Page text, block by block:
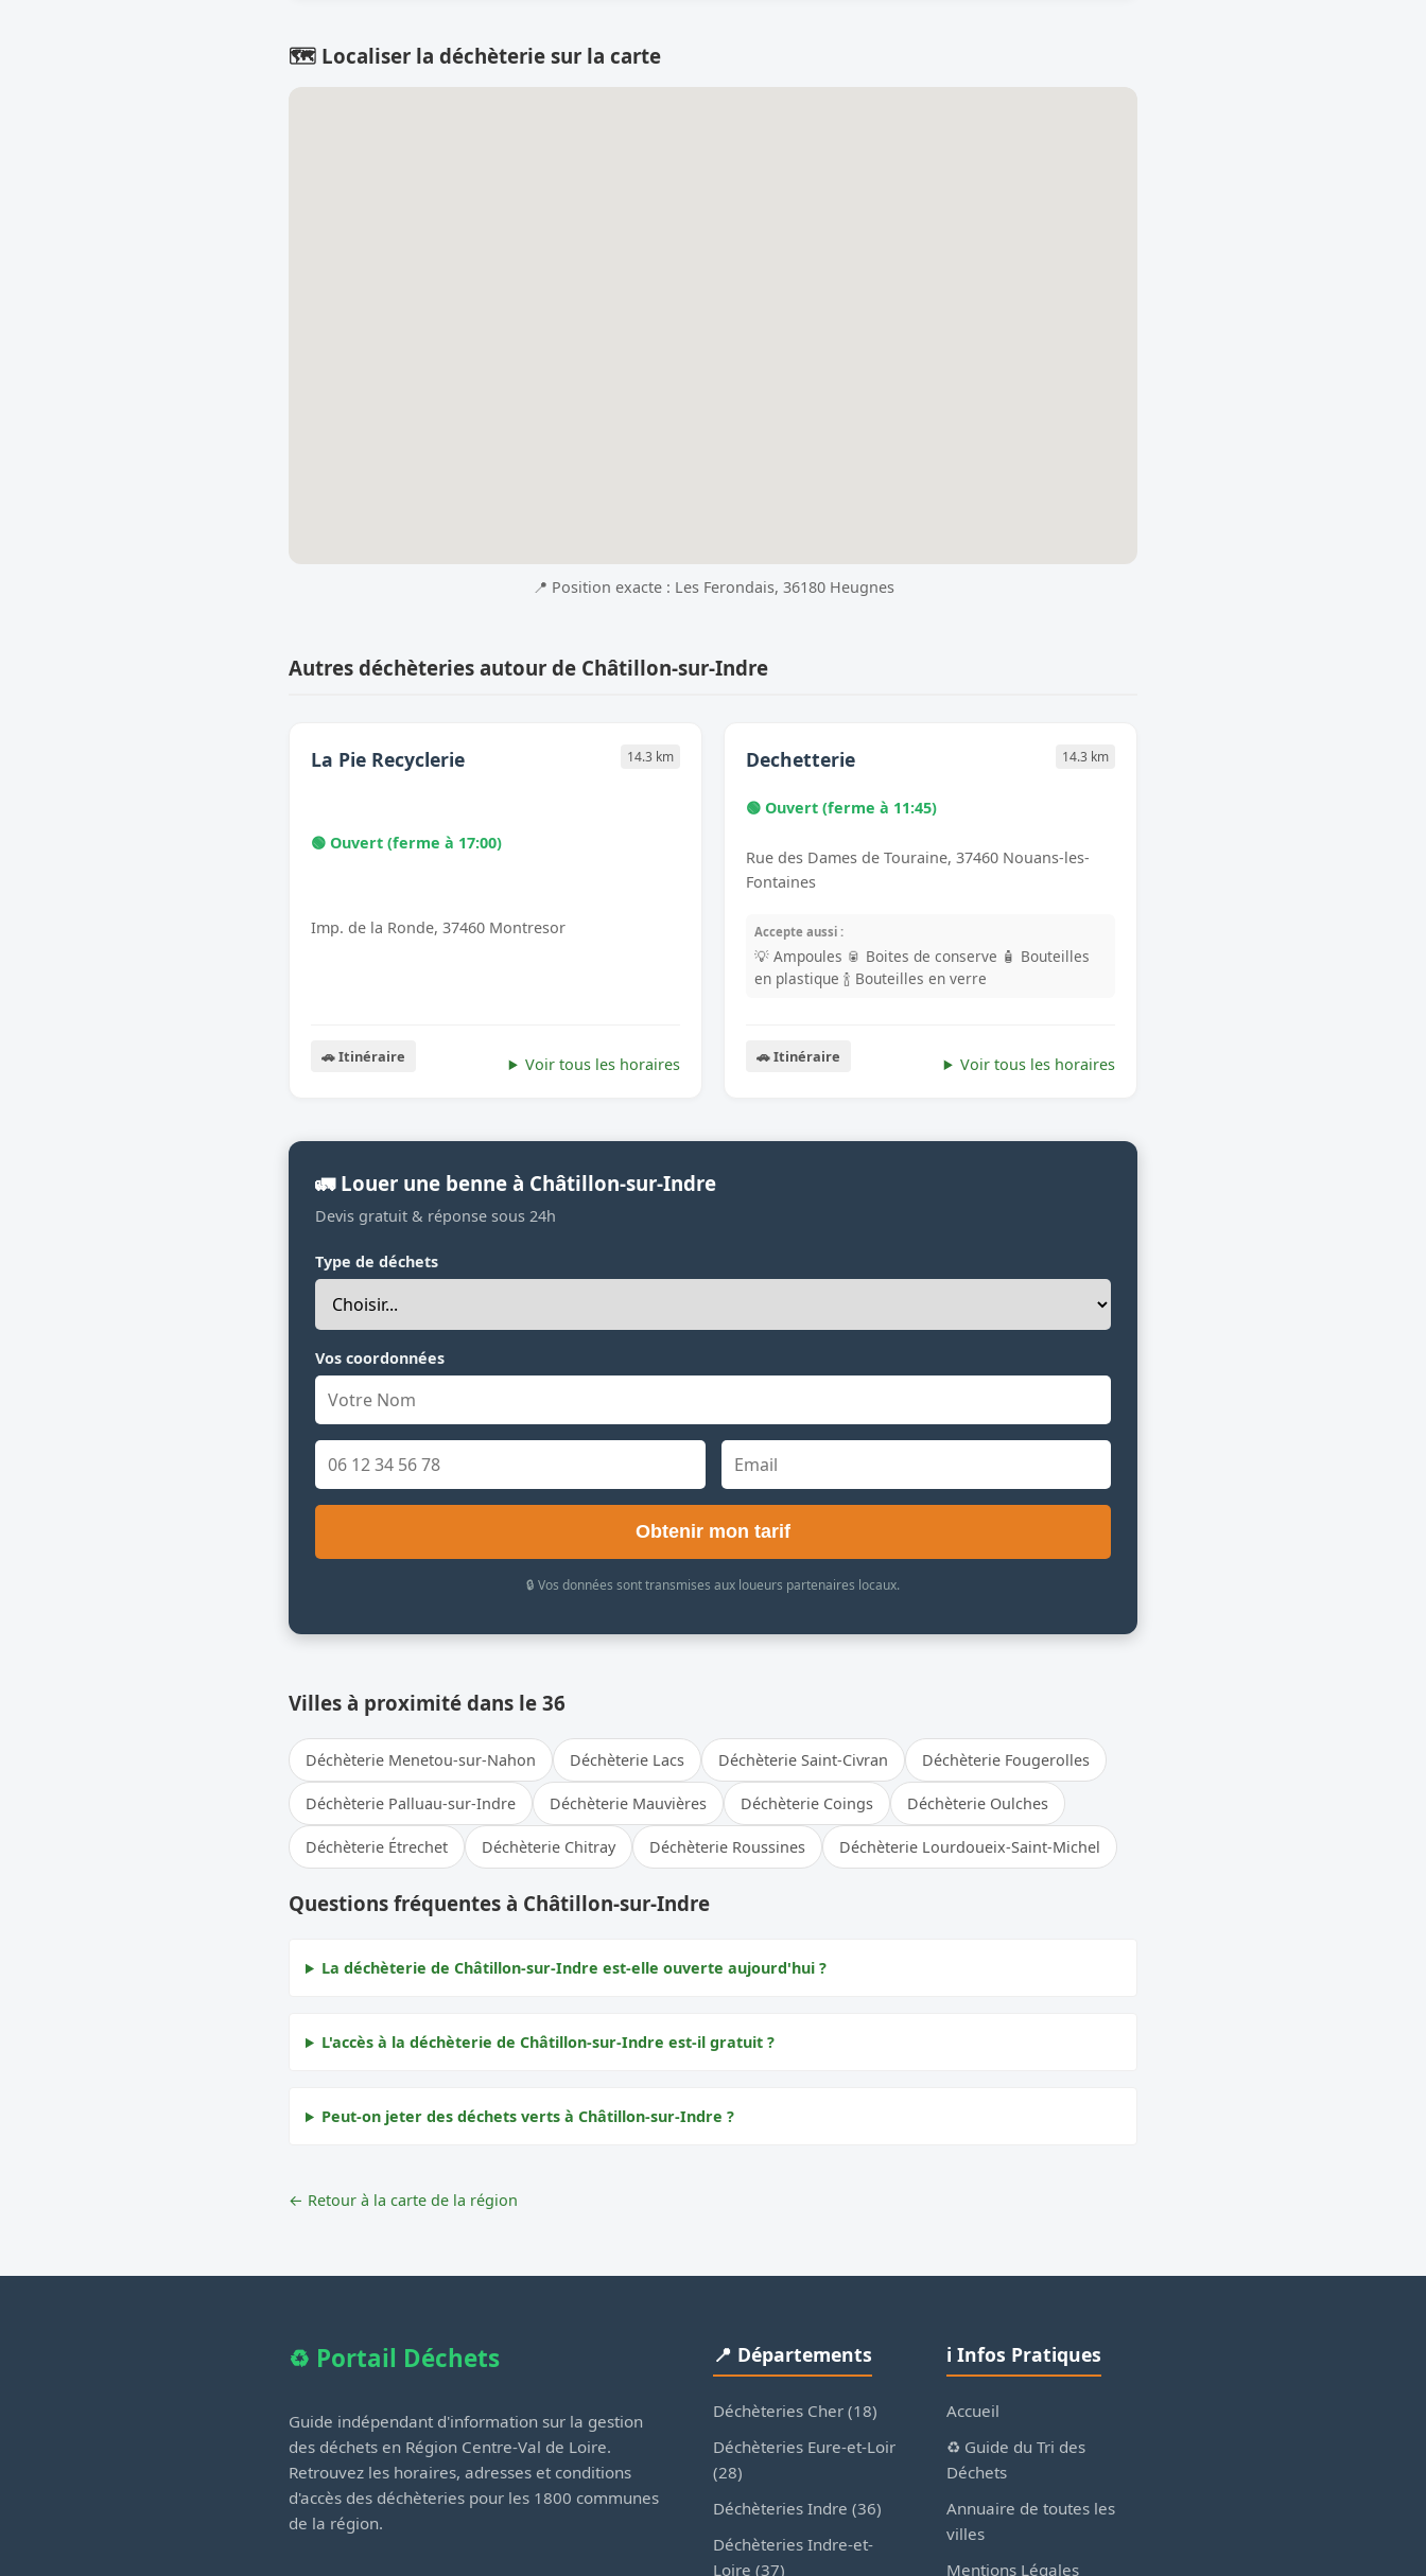
🗺️ Localiser la déchèterie sur la carte
📍 Position exacte : Les Ferondais, 36180 Heugnes
Autres déchèteries autour de Châtillon-sur-Indre
La Pie Recyclerie 14.3 km
🟢 Ouvert (ferme à 17:00)
Imp. de la Ronde, 37460 Montresor
🚗 Itinéraire Voir tous les horaires
Dechetterie 14.3 km
🟢 Ouvert (ferme à 11:45)
Rue des Dames de Touraine, 37460 Nouans-les-
Fontaines
Accepte aussi :
💡 Ampoules 🥫 Boites de conserve 🧴 Bouteilles
en plastique 🍾 Bouteilles en verre
🚗 Itinéraire Voir tous les horaires
🚛 Louer une benne à Châtillon-sur-Indre
Devis gratuit & réponse sous 24h
Type de déchets
Vos coordonnées
Obtenir mon tarif
🔒 Vos données sont transmises aux loueurs partenaires locaux.
Villes à proximité dans le 36
Déchèterie Menetou-sur-Nahon Déchèterie Lacs Déchèterie Saint-Civran Déchèterie Fougerolles
Déchèterie Palluau-sur-Indre Déchèterie Mauvières Déchèterie Coings Déchèterie Oulches
Déchèterie Étrechet Déchèterie Chitray Déchèterie Roussines Déchèterie Lourdoueix-Saint-Michel
Questions fréquentes à Châtillon-sur-Indre
La déchèterie de Châtillon-sur-Indre est-elle ouverte aujourd'hui ?
L'accès à la déchèterie de Châtillon-sur-Indre est-il gratuit ?
Peut-on jeter des déchets verts à Châtillon-sur-Indre ?
← Retour à la carte de la région
♻️ Portail Déchets
Guide indépendant d'information sur la gestion
des déchets en Région Centre-Val de Loire.
Retrouvez les horaires, adresses et conditions
d'accès des déchèteries pour les 1800 communes
de la région.
📍 Départements
Déchèteries Cher (18)
Déchèteries Eure-et-Loir
(28)
Déchèteries Indre (36)
Déchèteries Indre-et-
Loire (37)
ℹ️ Infos Pratiques
Accueil
♻️ Guide du Tri des
Déchets
Annuaire de toutes les
villes
Mentions Légales